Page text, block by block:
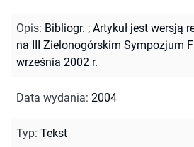
Opis: Bibliogr. ; Artykuł jest wersją
na III Zielonogórskim Sympozjum
września 2002 r.
Data wydania: 2004
Typ: Tekst